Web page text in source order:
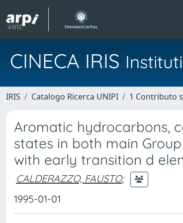
CINECA IRIS
IRIS Catalogo Ricerca UNIPI 1 Contributo
Aromatic hydrocarbons,
states in both main
with early transition d
CALDERAZZO, FAUSTO;
1995-01-01